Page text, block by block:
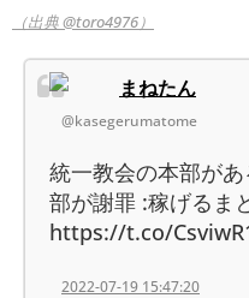
（出典 @toro4976）
まねたん
@kasegerumatome
統一教会の本部が
部が謝罪 :稼げるま
https://t.co/
2022-07-19 15:47:20